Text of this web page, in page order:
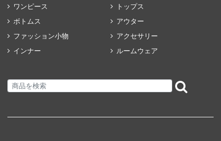
ワンピース
トップス
ボトムス
アウター
ファッション小物
アクセサリー
インナー
ルームウェア